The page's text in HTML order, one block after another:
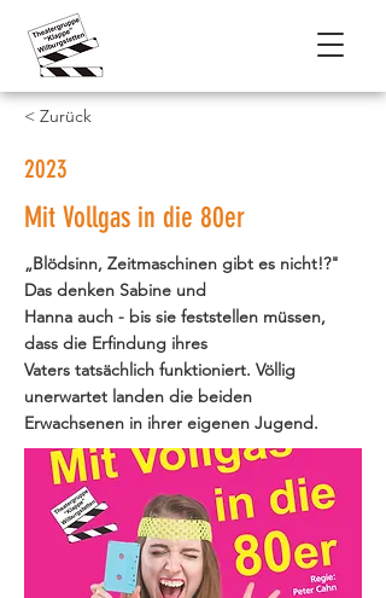
< Zurück
2023
Mit Vollgas in die 80er
„Blödsinn, Zeitmaschinen gibt es nicht!?"
Das denken Sabine und
Hanna auch - bis sie feststellen müssen,
dass die Erfindung ihres
Vaters tatsächlich funktioniert. Völlig
unerwartet landen die beiden
Erwachsenen in ihrer eigenen Jugend.